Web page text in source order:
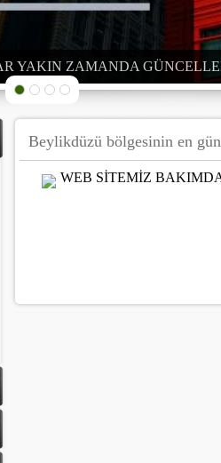
YAKIN ZAMANDA
Beylikdüzü bölgesinin en
WEB SİTEMİZ